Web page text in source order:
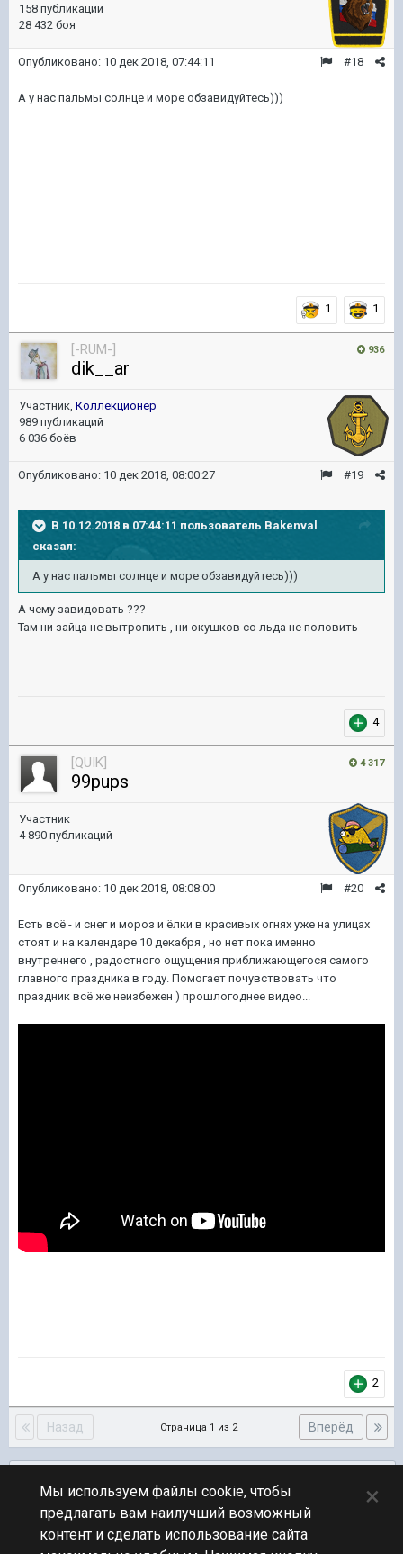
158 публикаций
28 432 боя
#18
Опубликовано: 10 дек 2018, 07:44:11
А у нас пальмы солнце и море обзавидуйтесь)))
1 1
936
[-RUM-]
dik__ar
Участник, Коллекционер
989 публикаций
6 036 боёв
#19
Опубликовано: 10 дек 2018, 08:00:27
В 10.12.2018 в 07:44:11 пользователь Bakenval
сказал:
А у нас пальмы солнце и море обзавидуйтесь)))
А чему завидовать ???
Там ни зайца не вытропить , ни окушков со льда не половить
4
4 317
[QUIK]
99pups
Участник
4 890 публикаций
#20
Опубликовано: 10 дек 2018, 08:08:00
Есть всё - и снег и мороз и ёлки в красивых огнях уже на улицах
стоят и на календаре 10 декабря , но нет пока именно
внутреннего , радостного ощущения приближающегося самого
главного праздника в году. Помогает почувствовать что
праздник всё же неизбежен ) прошлогоднее видео...
2
Назад Вперёд
Страница 1 из 2
ПЕРЕЙТИ К СПИСКУ ТЕМ
Флудилка
Мы используем файлы cookie, чтобы
предлагать вам наилучший возможный
контент и сделать использование сайта
×